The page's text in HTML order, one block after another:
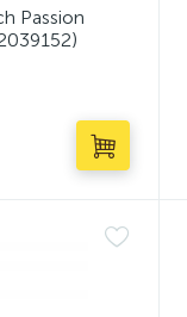
Passion